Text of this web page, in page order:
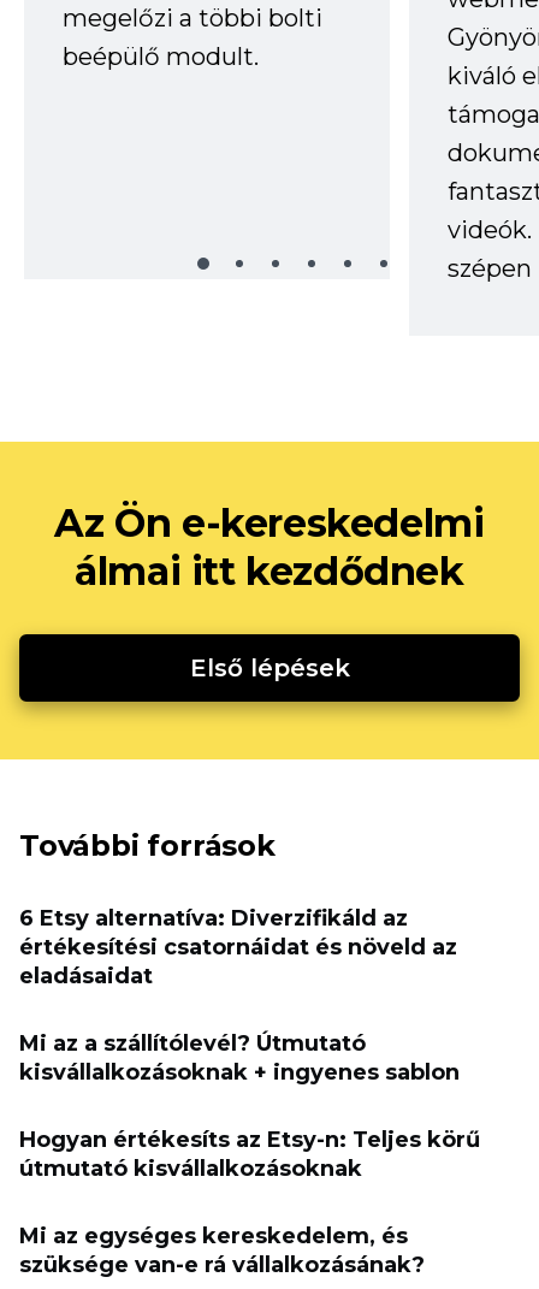
megelőzi a többi bolti
beépülő modult.
kiváló
videók.
Az Ön e-kereskedelmi
álmai itt kezdődnek
Első lépések
További források
6 Etsy alternatíva: Diverzifikáld az
értékesítési csatornáidat és növeld az
eladásaidat
Mi az a szállítólevél? Útmutató
kisvállalkozásoknak + ingyenes sablon
Hogyan értékesíts az Etsy-n: Teljes körű
útmutató kisvállalkozásoknak
Mi az egységes kereskedelem, és
szüksége van-e rá vállalkozásának?